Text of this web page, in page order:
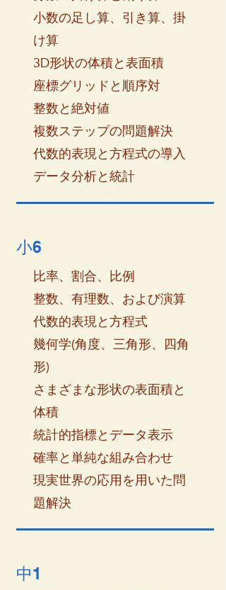
小数の足し算、引き算、掛
け算
3D形状の体積と表面積
座標グリッドと順序対
整数と絶対値
複数ステップの問題解決
代数的表現と方程式の導入
データ分析と統計
小6
比率、割合、比例
整数、有理数、および演算
代数的表現と方程式
幾何学(角度、三角形、四角
形)
さまざまな形状の表面積と
体積
統計的指標とデータ表示
確率と単純な組み合わせ
現実世界の応用を用いた問
題解決
​中1